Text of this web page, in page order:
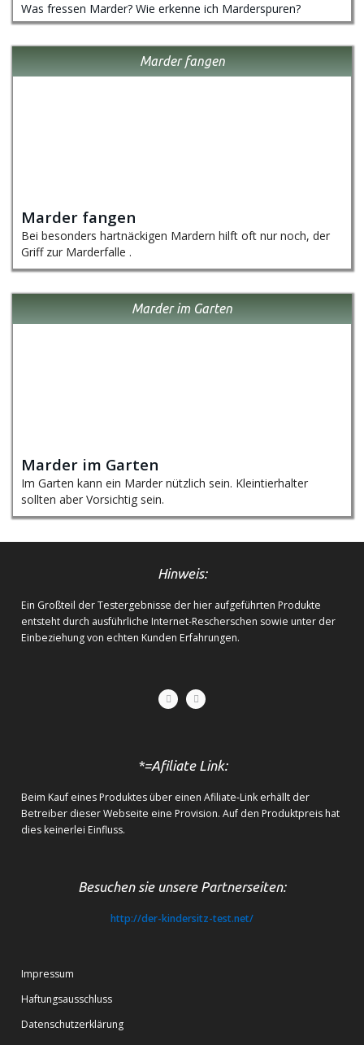
Was fressen Marder? Wie erkenne ich Marderspuren?
Marder fangen
Marder fangen
Bei besonders hartnäckigen Mardern hilft oft nur noch, der
Griff zur Marderfalle .
Marder im Garten
Marder im Garten
Im Garten kann ein Marder nützlich sein. Kleintierhalter
sollten aber Vorsichtig sein.
Hinweis:
Ein Großteil der Testergebnisse der hier aufgeführten Produkte
entsteht durch ausführliche Internet-Rescherschen sowie unter der
Einbeziehung von echten Kunden Erfahrungen.
*=Afiliate Link:
Beim Kauf eines Produktes über einen Afiliate-Link erhällt der
Betreiber dieser Webseite eine Provision. Auf den Produktpreis hat
dies keinerlei Einfluss.
Besuchen sie unsere Partnerseiten:
http://der-kindersitz-test.net/
Impressum
Haftungsausschluss
Datenschutzerklärung